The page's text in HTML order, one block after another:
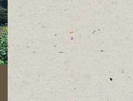
旭元気野菜プロジェ